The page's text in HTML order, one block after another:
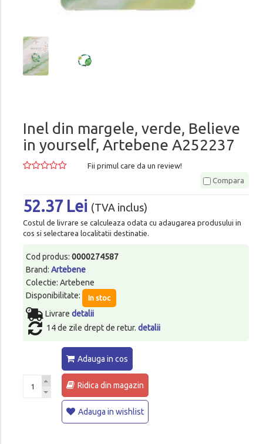
Inel din margele, verde, Believe
in yourself, Artebene A252237
Fii primul care da un review!
Compara
52.37 Lei (TVA inclus)
Costul de livrare se calculeaza odata cu adaugarea produsului in
cos si selectarea localitatii destinatie.
Cod produs: 0000274587
Brand: Artebene
Colectie: Artebene
Disponibilitate:
In stoc
Livrare detalii
14 de zile drept de retur. detalii
Adauga in cos
Ridica din magazin
Adauga in wishlist